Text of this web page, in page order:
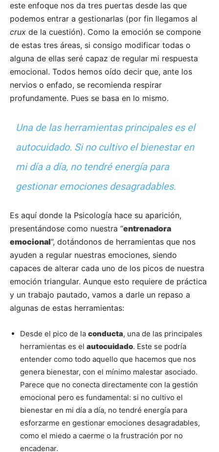
este enfoque nos da tres puertas desde las que
podemos entrar a gestionarlas (por fin llegamos al
crux de la cuestión). Como la emoción se compone
de estas tres áreas, si consigo modificar todas o
alguna de ellas seré capaz de regular mi respuesta
emocional. Todos hemos oído decir que, ante los
nervios o enfado, se recomienda respirar
profundamente. Pues se basa en lo mismo.
Una de las herramientas principales es el
autocuidado. Si no cultivo el bienestar en
mi día a día, no tendré energía para
gestionar emociones desagradables.
Es aquí donde la Psicología hace su aparición,
presentándose como nuestra “entrenadora
emocional”, dotándonos de herramientas que nos
ayuden a regular nuestras emociones, siendo
capaces de alterar cada uno de los picos de nuestra
emoción triangular. Aunque esto requiere de práctica
y un trabajo pautado, vamos a darle un repaso a
algunas de estas herramientas:
Desde el pico de la conducta, una de las principales
herramientas es el autocuidado. Este se podría
entender como todo aquello que hacemos que nos
genera bienestar, con el mínimo malestar asociado.
Parece que no conecta directamente con la gestión
emocional pero es fundamental: si no cultivo el
bienestar en mi día a día, no tendré energía para
esforzarme en gestionar emociones desagradables,
como el miedo a caerme o la frustración por no
encadenar.